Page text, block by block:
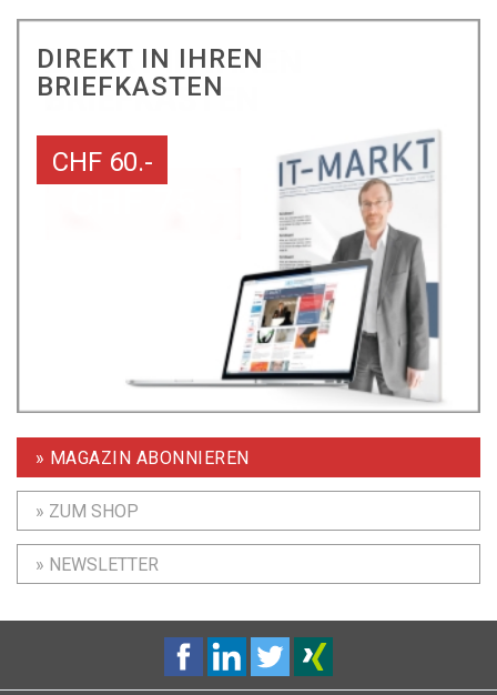
DIREKT IN IHREN
BRIEFKASTEN
CHF 60.-
» MAGAZIN ABONNIEREN
» ZUM SHOP
» NEWSLETTER